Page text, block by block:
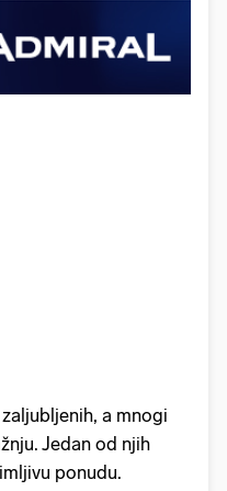
a mnogi
Jedan od njih
ponudu.